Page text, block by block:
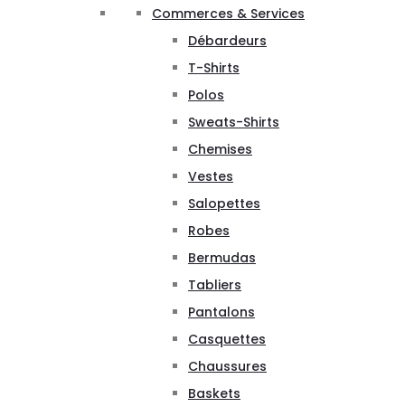
Commerces & Services
Débardeurs
T-Shirts
Polos
Sweats-Shirts
Chemises
Vestes
Salopettes
Robes
Bermudas
Tabliers
Pantalons
Casquettes
Chaussures
Baskets